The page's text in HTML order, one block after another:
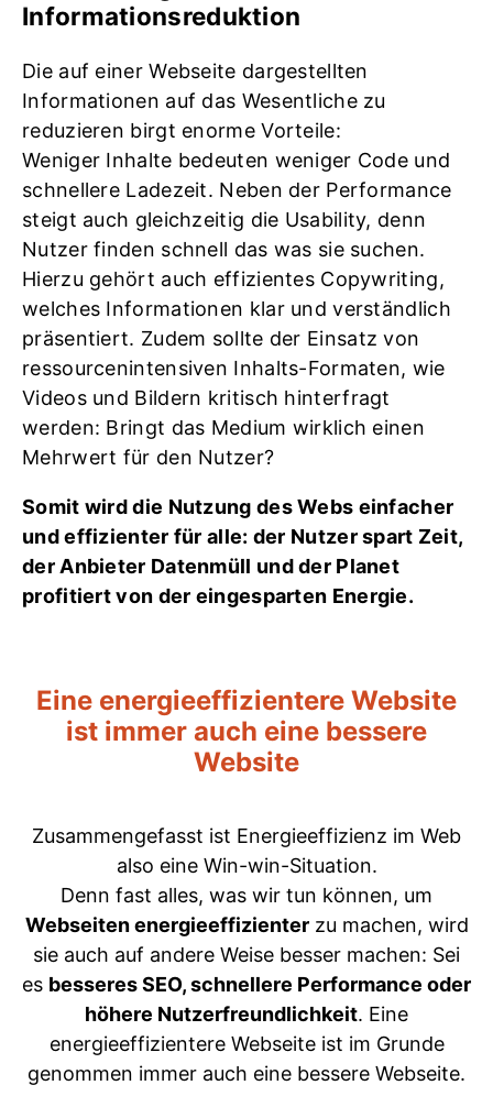
Informationsreduktion
Die auf einer Webseite dargestellten
Informationen auf das Wesentliche zu
reduzieren birgt enorme Vorteile:
Weniger Inhalte bedeuten weniger Code und
schnellere Ladezeit. Neben der Performance
steigt auch gleichzeitig die Usability, denn
Nutzer finden schnell das was sie suchen.
Hierzu gehört auch effizientes Copywriting,
welches Informationen klar und verständlich
präsentiert. Zudem sollte der Einsatz von
ressourcenintensiven Inhalts-Formaten, wie
Videos und Bildern kritisch hinterfragt
werden: Bringt das Medium wirklich einen
Mehrwert für den Nutzer?
Somit wird die Nutzung des Webs einfacher
und effizienter für alle: der Nutzer spart Zeit,
der Anbieter Datenmüll und der Planet
profitiert von der eingesparten Energie.
Eine energieeffizientere Website
ist immer auch eine bessere
Website
Zusammengefasst ist Energieeffizienz im Web
also eine Win-win-Situation.
Denn fast alles, was wir tun können, um
Webseiten energieeffizienterzu machen, wird
sie auch auf andere Weise besser machen: Sei
es besseres SEO, schnellere Performance oder
höhere Nutzerfreundlichkeit. Eine
energieeffizientere Webseite ist im Grunde
genommen immer auch eine bessere Webseite.